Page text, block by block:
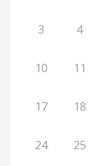
3 4
10 11
17 18
24 25